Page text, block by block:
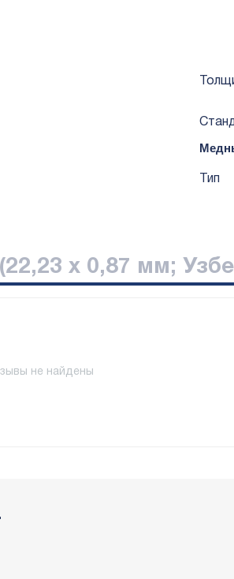
Тип
х 0,87 мм;
не найдены